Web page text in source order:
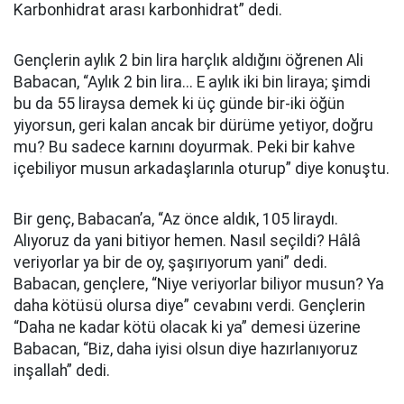
Karbonhidrat arası karbonhidrat” dedi.
Gençlerin aylık 2 bin lira harçlık aldığını öğrenen Ali
Babacan, “Aylık 2 bin lira... E aylık iki bin liraya; şimdi
bu da 55 liraysa demek ki üç günde bir-iki öğün
yiyorsun, geri kalan ancak bir dürüme yetiyor, doğru
mu? Bu sadece karnını doyurmak. Peki bir kahve
içebiliyor musun arkadaşlarınla oturup” diye konuştu.
Bir genç, Babacan’a, “Az önce aldık, 105 liraydı.
Alıyoruz da yani bitiyor hemen. Nasıl seçildi? Hâlâ
veriyorlar ya bir de oy, şaşırıyorum yani” dedi.
Babacan, gençlere, “Niye veriyorlar biliyor musun? Ya
daha kötüsü olursa diye” cevabını verdi. Gençlerin
“Daha ne kadar kötü olacak ki ya” demesi üzerine
Babacan, “Biz, daha iyisi olsun diye hazırlanıyoruz
inşallah” dedi.